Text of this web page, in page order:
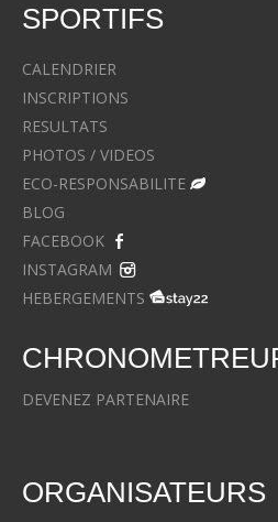
SPORTIFS
CALENDRIER
INSCRIPTIONS
RESULTATS
PHOTOS / VIDEOS
ECO-RESPONSABILITE
BLOG
FACEBOOK
INSTAGRAM
HEBERGEMENTS
DEVENEZ PARTENAIRE
ORGANISATEURS